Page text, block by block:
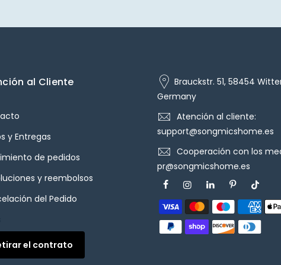
al Cliente
y Entregas
de pedidos
y reembolsos
del Pedido
el contrato
Brauckstr. 51, 58454
Germany
Atención al cliente:
support@songmicshome.es
Cooperación con los
pr@songmicshome.es